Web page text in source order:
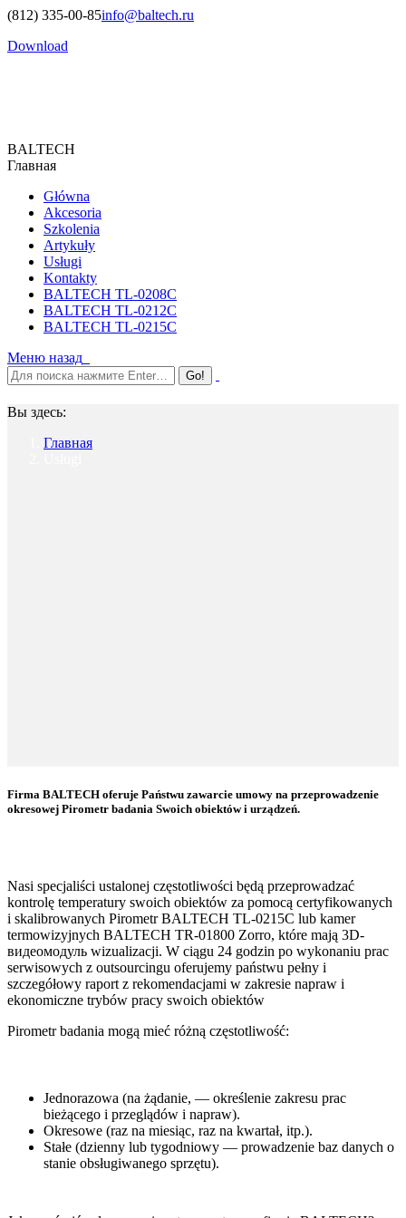
(812) 335-00-85info@baltech.ru
Download
BALTECH
Главная
Główna
Akcesoria
Szkolenia
Artykuły
Usługi
Kontakty
BALTECH TL-0208C
BALTECH TL-0212C
BALTECH TL-0215C
Меню назад
Вы здесь:
Главная
Firma BALTECH oferuje Państwu zawarcie umowy na przeprowadzenie
okresowej Pirometr badania Swoich obiektów i urządzeń.
Nasi specjaliści ustalonej częstotliwości będą przeprowadzać
kontrolę temperatury swoich obiektów za pomocą certyfikowanych
i skalibrowanych PirometrBALTECH TL-0215C lub kamer
termowizyjnych BALTECH TR-01800 Zorro, które mają 3D-
видеомодуль wizualizacji. W ciągu 24 godzin po wykonaniu prac
serwisowych z outsourcingu oferujemy państwu pełny i
szczegółowy raport z rekomendacjami w zakresie napraw i
ekonomiczne trybów pracy swoich obiektów
Pirometr badania mogą mieć różną częstotliwość:
Jednorazowa (na żądanie, — określenie zakresu prac
bieżącego i przeglądów i napraw).
Okresowe (raz na miesiąc, raz na kwartał, itp.).
Stałe (dzienny lub tygodniowy — prowadzenie baz danych o
stanie obsługiwanego sprzętu).